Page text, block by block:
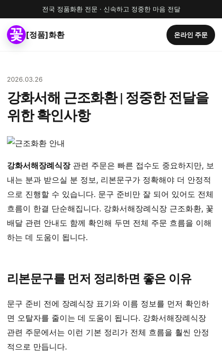
전국 정품화환 전문 · 신속하고 정중한 마음 전달
[정품]화환 온라인 주문
2026.03.26
강화서해 근조화환 | 정중한 전달을
위한 확인사항
강화서해장례식장관련 주문은 빠른 접수도 중요하지만, 보
내는 분과 받으실 분 정보, 리본문구가 정확해야 더 안정적
으로 진행할 수 있습니다. 문구 준비만 잘 되어 있어도 전체
흐름이 한결 단순해집니다. 강화서해장례식장 근조화환, 꽃
배달 관련 안내도 함께 확인해 두면 전체 주문 흐름을 이해
하는 데 도움이 됩니다.
리본문구를 먼저 정리하면 좋은 이유
문구 준비 전에 장례식장 표기와 이름 정보를 먼저 확인하
면 오탈자를 줄이는 데 도움이 됩니다. 강화서해장례식장
관련 주문에서는 이런 기본 정리가 전체 흐름을 훨씬 안정
적으로 만듭니다.